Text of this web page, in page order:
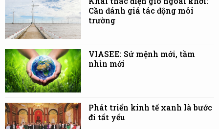
Cần đánh giá tác động môi
trường
VIASEE: Sứ mệnh mới, tầm
nhìn mới
Phát triển kinh tế xanh là bước
đi tất yếu